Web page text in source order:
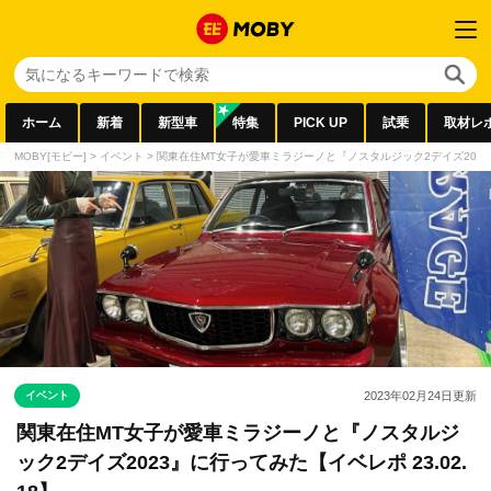
ホーム 新着 新型車 特集 PICK UP 試乗 取材レ
MOBY[モビー] > イベント > 関東在住MT女子が愛車ミラジーノと『ノスタルジック2デイズ
イベント 2023年02月24日更新
関東在住MT女子が愛車ミラジーノと『ノスタルジ
ック2デイズ2023』に行ってみた【イベレポ 23.02.